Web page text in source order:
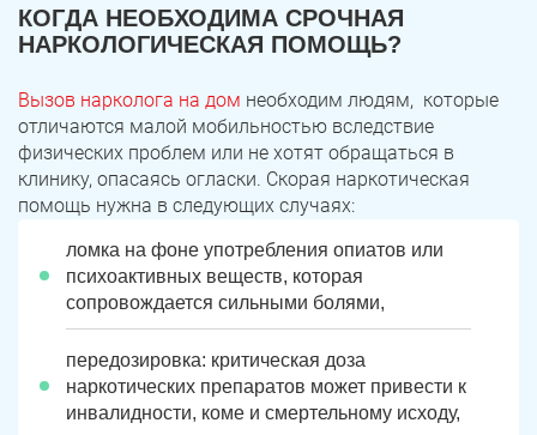
КОГДА НЕОБХОДИМА СРОЧНАЯ
НАРКОЛОГИЧЕСКАЯ ПОМОЩЬ?
Вызов нарколога на дом необходим людям, которые
отличаются малой мобильностью вследствие
физических проблем или не хотят обращаться в
клинику, опасаясь огласки. Скорая наркотическая
помощь нужна в следующих случаях:
ломка на фоне употребления опиатов или
психоактивных веществ, которая
сопровождается сильными болями,
передозировка: критическая доза
наркотических препаратов может привести к
инвалидности, коме и смертельному исходу,